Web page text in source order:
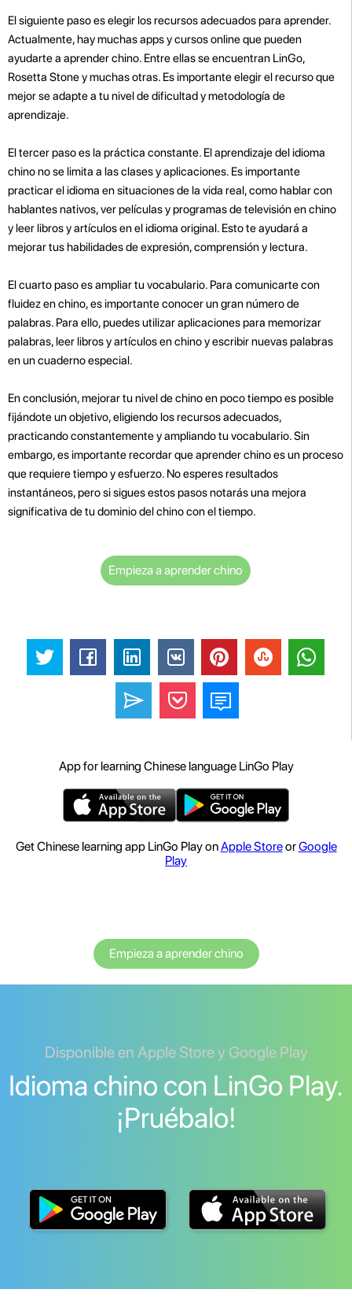
El siguiente paso es elegir los recursos adecuados para aprender.
Actualmente, hay muchas apps y cursos online que pueden
ayudarte a aprender chino. Entre ellas se encuentran LinGo,
Rosetta Stone y muchas otras. Es importante elegir el recurso que
mejor se adapte a tu nivel de dificultad y metodología de
aprendizaje.
El tercer paso es la práctica constante. El aprendizaje del idioma
chino no se limita a las clases y aplicaciones. Es importante
practicar el idioma en situaciones de la vida real, como hablar con
hablantes nativos, ver películas y programas de televisión en chino
y leer libros y artículos en el idioma original. Esto te ayudará a
mejorar tus habilidades de expresión, comprensión y lectura.
El cuarto paso es ampliar tu vocabulario. Para comunicarte con
fluidez en chino, es importante conocer un gran número de
palabras. Para ello, puedes utilizar aplicaciones para memorizar
palabras, leer libros y artículos en chino y escribir nuevas palabras
en un cuaderno especial.
En conclusión, mejorar tu nivel de chino en poco tiempo es posible
fijándote un objetivo, eligiendo los recursos adecuados,
practicando constantemente y ampliando tu vocabulario. Sin
embargo, es importante recordar que aprender chino es un proceso
que requiere tiempo y esfuerzo. No esperes resultados
instantáneos, pero si sigues estos pasos notarás una mejora
significativa de tu dominio del chino con el tiempo.
Empieza a aprender chino
App for learning Chinese language LinGo Play
Get Chinese learning app LinGo Play onApple StoreorGoogle
Play
Empieza a aprender chino
Disponible en Apple Store y Google Play
Idioma chino con LinGo Play.
¡Pruébalo!